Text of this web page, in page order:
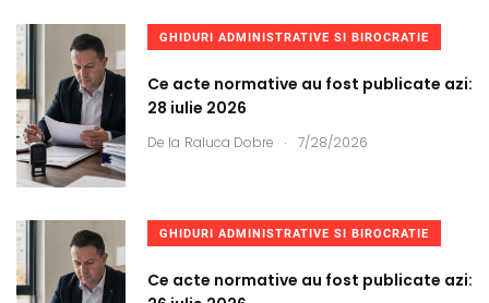
GHIDURI ADMINISTRATIVE SI BIROCRATIE
Ce acte normative au fost publicate azi:
28 iulie 2026
De la Raluca Dobre . 7/28/2026
GHIDURI ADMINISTRATIVE SI BIROCRATIE
Ce acte normative au fost publicate azi: